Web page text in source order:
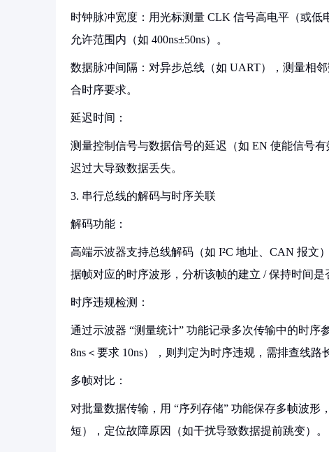
时钟脉冲宽度：用光标测量 CLK 信号高电平（或低
允许范围内（如 400ns±50ns）。
数据脉冲间隔：对异步总线（如 UART），测量相
合时序要求。
延迟时间：
测量控制信号与数据信号的延迟（如 EN 使能信号
迟过大导致数据丢失。
3. 串行总线的解码与时序关联
解码功能：
高端示波器支持总线解码（如 I²C 地址、CAN 报文
据帧对应的时序波形，分析该帧的建立 / 保持时间是
时序违规检测：
通过示波器 “测量统计” 功能记录多次传输中的时
8ns＜要求 10ns），则判定为时序违规，需排查线路
多帧对比：
对批量数据传输，用 “序列存储” 功能保存多帧波
短），定位故障原因（如干扰导致数据提前跳变）。